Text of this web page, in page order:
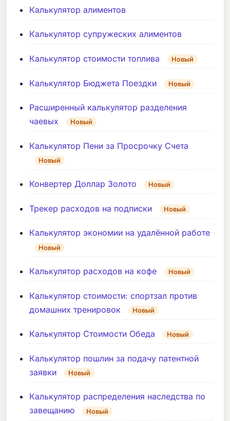
Калькулятор алиментов
Калькулятор супружеских алиментов
Калькулятор стоимости топлива Новый
Калькулятор Бюджета Поездки Новый
Расширенный калькулятор разделения
чаевых
Новый
Калькулятор Пени за Просрочку Счета
Новый
Конвертер Доллар Золото Новый
Трекер расходов на подписки Новый
Калькулятор экономии на удалённой работе
Новый
Калькулятор расходов на кофе Новый
Калькулятор стоимости: спортзал против
домашних тренировок
Новый
Калькулятор Стоимости Обеда Новый
Калькулятор пошлин за подачу патентной
заявки
Новый
Калькулятор распределения наследства по
завещанию
Новый